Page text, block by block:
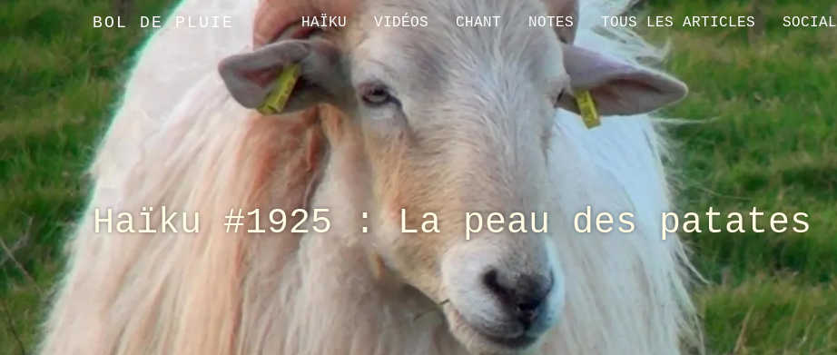
BOL DE PLUIE HAÏKU VIDÉOS CHANT NOTES TOUS LES ARTICLES SOCIAL
Haïku #1925 : La peau des patates